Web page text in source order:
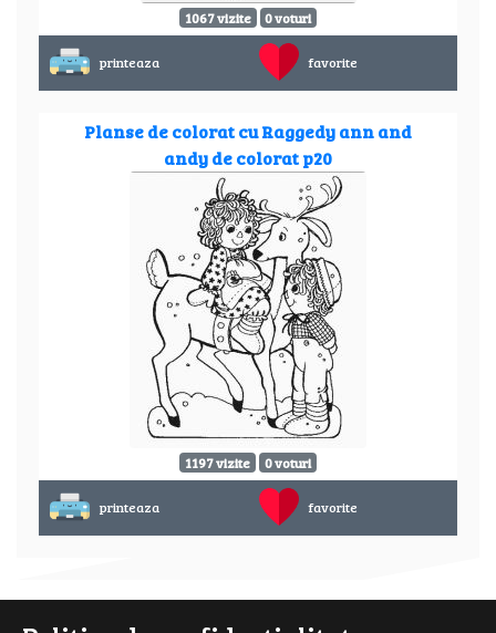
1067 vizite 0 voturi
printeaza favorite
Planse de colorat cu Raggedy ann and
andy de colorat p20
1197 vizite 0 voturi
printeaza favorite